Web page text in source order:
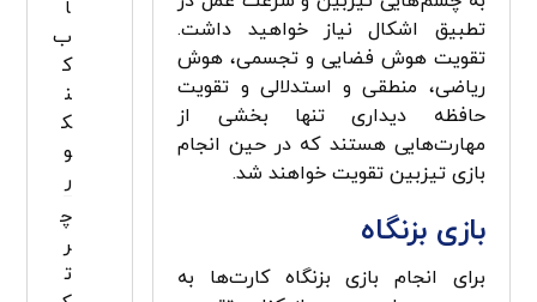
تطبیق اشکال نیاز خواهید داشت.
تقویت هوش فضایی و تجسمی، هوش
ریاضی، منطقی و استدلالی و تقویت
حافظه دیداری تنها بخشی از
مهارت‌هایی هستند که در حین انجام
بازی تیزبین تقویت خواهند شد.
بازی بزنگاه
برای انجام بازی بزنگاه کارت­‌ها به
ا
ب
ک
ن
ک
و
ر
چ
ر
ت